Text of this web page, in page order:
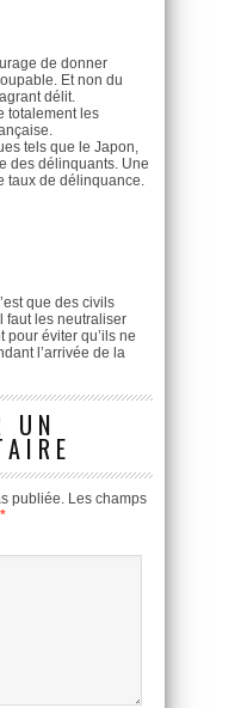
de donner
Et non du
délit.
totalement les
tels que le Japon,
des délinquants. Une
taux de délinquance.
que des civils
faut les neutraliser
pour éviter qu’ils ne
l’arrivée de la
UN
publiée. Les champs
*